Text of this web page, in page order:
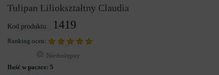
Tulipan Liliokształtny Claudia
Kod produktu: 1419
Ranking ocen:
Niedostępny
Ilość w paczce: 5